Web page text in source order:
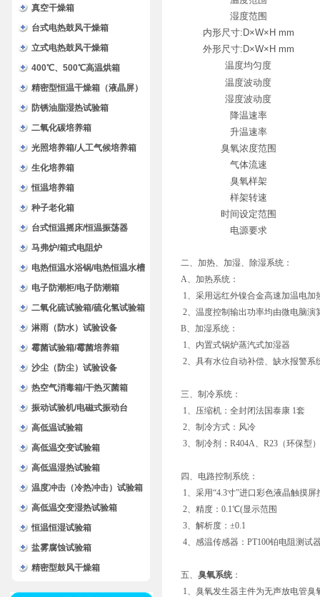
验箱
真空干燥箱
台式电热鼓风干燥箱
立式电热鼓风干燥箱
400℃、500℃高温烘箱
精密型恒温干燥箱（液晶屏）
防锈油脂湿热试验箱
二氧化碳培养箱
光照培养箱/人工气候培养箱
生化培养箱
恒温培养箱
种子老化箱
台式恒温摇床/恒温振荡器
马弗炉/箱式电阻炉
电热恒温水浴锅/电热恒温水槽
电子防潮柜/电子防潮箱
二氧化硫试验箱/硫化氢试验箱
淋雨（防水）试验设备
霉菌试验箱/霉菌培养箱
沙尘（防尘）试验设备
热空气消毒箱/干热灭菌箱
振动试验机/电磁式振动台
高低温试验箱
高低温交变试验箱
高低温湿热试验箱
温度冲击（冷热冲击）试验箱
高低温交变湿热试验箱
恒温恒湿试验箱
盐雾腐蚀试验箱
精密型鼓风干燥箱
湿度范围
内形尺寸:D×W×H mm
外形尺寸:D×W×H mm
温度均匀度
温度波动度
湿度波动度
降温速率
升温速率
臭氧浓度范围
气体流速
臭氧样架
样架转速
时间设定范围
电源要求
二、加热、加湿、除湿系统：
A、加热系统：
1、采用远红外镍合金高速加温电加
2、温度控制输出功率均由微电脑
B、加湿系统：
1、内置式锅炉蒸汽式加湿器
2、具有水位自动补偿、缺水报警系
三、制冷系统：
1、压缩机：全封闭法国泰康 1套
2、制冷方式：风冷
3、制冷剂：R404A、R23（环保型）
四、电路控制系统：
1、采用“4.3寸”进口彩色液晶触摸屏
2、精度：0.1℃(显示范围
3、解析度：±0.1
4、感温传感器：PT100铂电阻测试
五、 臭氧系统 ：
1、臭氧发生器主件为无声放电管